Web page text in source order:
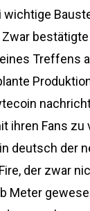
wichtige
Zwar
Treffens
ihren Fans zu
deutsch der
der zwar
Meter